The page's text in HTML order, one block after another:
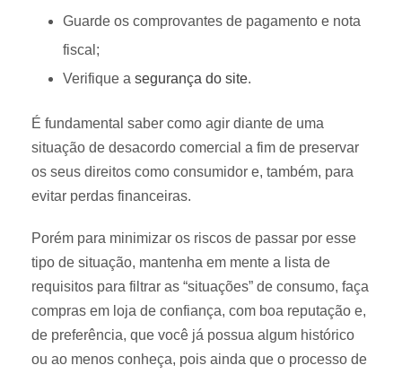
Guarde os comprovantes de pagamento e nota
fiscal;
Verifique a segurança do site.
É fundamental saber como agir diante de uma
situação de desacordo comercial a fim de preservar
os seus direitos como consumidor e, também, para
evitar perdas financeiras.
Porém para minimizar os riscos de passar por esse
tipo de situação, mantenha em mente a lista de
requisitos para filtrar as “situações” de consumo, faça
compras em loja de confiança, com boa reputação e,
de preferência, que você já possua algum histórico
ou ao menos conheça, pois ainda que o processo de